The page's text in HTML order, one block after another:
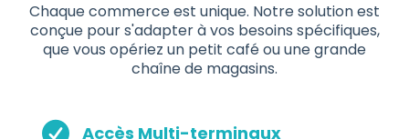
Chaque commerce est unique. Notre solution est
conçue pour s'adapter à vos besoins spécifiques,
que vous opériez un petit café ou une grande
chaîne de magasins.
Accès Multi-terminaux